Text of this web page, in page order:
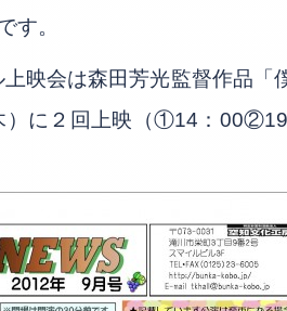
す。
映会は森田芳光監督作品「
）に２回上映（①14：